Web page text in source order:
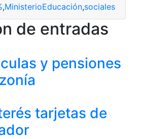
,MinisterioEducación,sociales
de entradas
y pensiones
tarjetas de